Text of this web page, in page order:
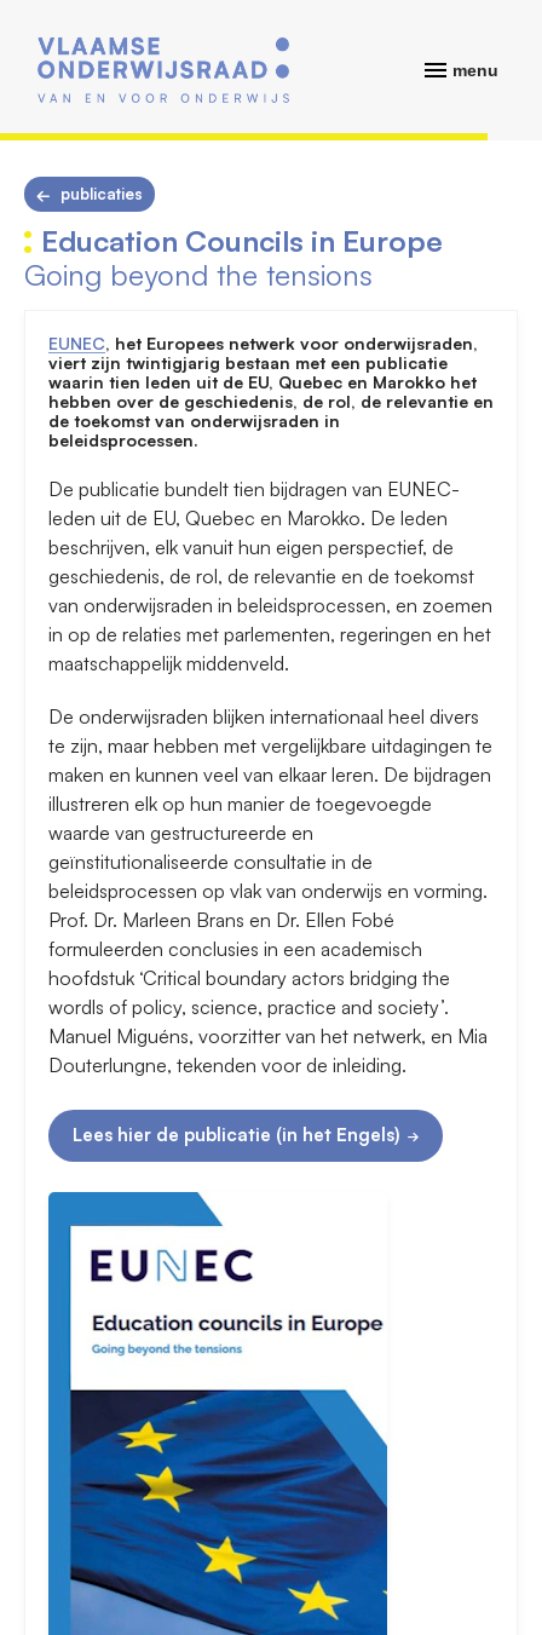
menu
publicaties
Education Councils in Europe
Going beyond the tensions
EUNEC, het Europees netwerk voor onderwijsraden,
viert zijn twintigjarig bestaan met een publicatie
waarin tien leden uit de EU, Quebec en Marokko het
hebben over de geschiedenis, de rol, de relevantie en
de toekomst van onderwijsraden in
beleidsprocessen.
De publicatie bundelt tien bijdragen van EUNEC-
leden uit de EU, Quebec en Marokko. De leden
beschrijven, elk vanuit hun eigen perspectief, de
geschiedenis, de rol, de relevantie en de toekomst
van onderwijsraden in beleidsprocessen, en zoemen
in op de relaties met parlementen, regeringen en het
maatschappelijk middenveld.
De onderwijsraden blijken internationaal heel divers
te zijn, maar hebben met vergelijkbare uitdagingen te
maken en kunnen veel van elkaar leren. De bijdragen
illustreren elk op hun manier de toegevoegde
waarde van gestructureerde en
geïnstitutionaliseerde consultatie in de
beleidsprocessen op vlak van onderwijs en vorming.
Prof. Dr. Marleen Brans en Dr. Ellen Fobé
formuleerden conclusies in een academisch
hoofdstuk ‘Critical boundary actors bridging the
wordls of policy, science, practice and society’.
Manuel Miguéns, voorzitter van het netwerk, en Mia
Douterlungne, tekenden voor de inleiding.
Lees hier de publicatie (in het Engels)